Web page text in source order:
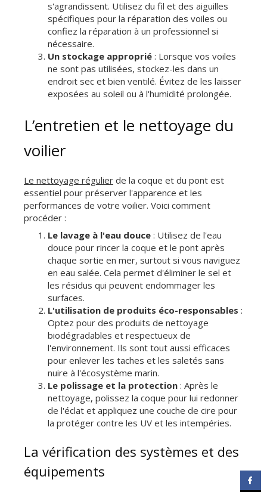
s'agrandissent. Utilisez du fil et des aiguilles
spécifiques pour la réparation des voiles ou
confiez la réparation à un professionnel si
nécessaire.
Un stockage approprié : Lorsque vos voiles
ne sont pas utilisées, stockez-les dans un
endroit sec et bien ventilé. Évitez de les laisser
exposées au soleil ou à l'humidité prolongée.
L’entretien et le nettoyage du
voilier
Le nettoyage régulier de la coque et du pont est
essentiel pour préserver l'apparence et les
performances de votre voilier. Voici comment
procéder :
Le lavage à l'eau douce : Utilisez de l'eau
douce pour rincer la coque et le pont après
chaque sortie en mer, surtout si vous naviguez
en eau salée. Cela permet d'éliminer le sel et
les résidus qui peuvent endommager les
surfaces.
L'utilisation de produits éco-responsables :
Optez pour des produits de nettoyage
biodégradables et respectueux de
l'environnement. Ils sont tout aussi efficaces
pour enlever les taches et les saletés sans
nuire à l'écosystème marin.
Le polissage et la protection : Après le
nettoyage, polissez la coque pour lui redonner
de l'éclat et appliquez une couche de cire pour
la protéger contre les UV et les intempéries.
La vérification des systèmes et des
équipements